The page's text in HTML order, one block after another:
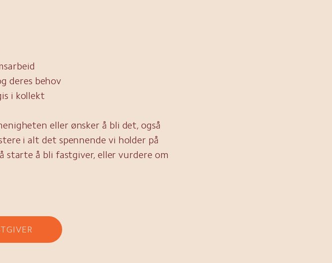
deres behov
i kollekt
eller ønsker å bli det, også
i alt det spennende vi holder på
starte å bli fastgiver, eller vurdere om